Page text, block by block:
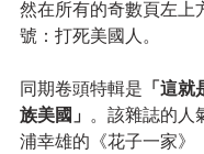
然在所有的奇數頁左上
號：打死美國人。
同期卷頭特輯是 「這
族美國」
。該雜誌的人
浦幸雄的《花子一家》